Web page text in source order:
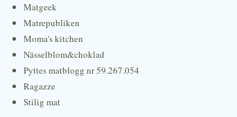
Matgeek
Matrepubliken
Moma's kitchen
Nässelblom&choklad
Pyttes matblogg nr 59.267.054
Ragazze
Stilig mat